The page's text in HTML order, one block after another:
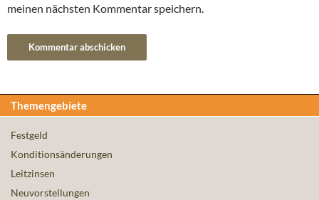
meinen nächsten Kommentar speichern.
Themengebiete
Festgeld
Konditionsänderungen
Leitzinsen
Neuvorstellungen